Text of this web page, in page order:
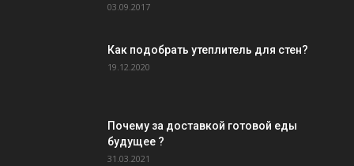
03.09.2017
Как подобрать утеплитель для стен?
19.12.2020
Почему за доставкой готовой еды
будущее ?
31.03.2021